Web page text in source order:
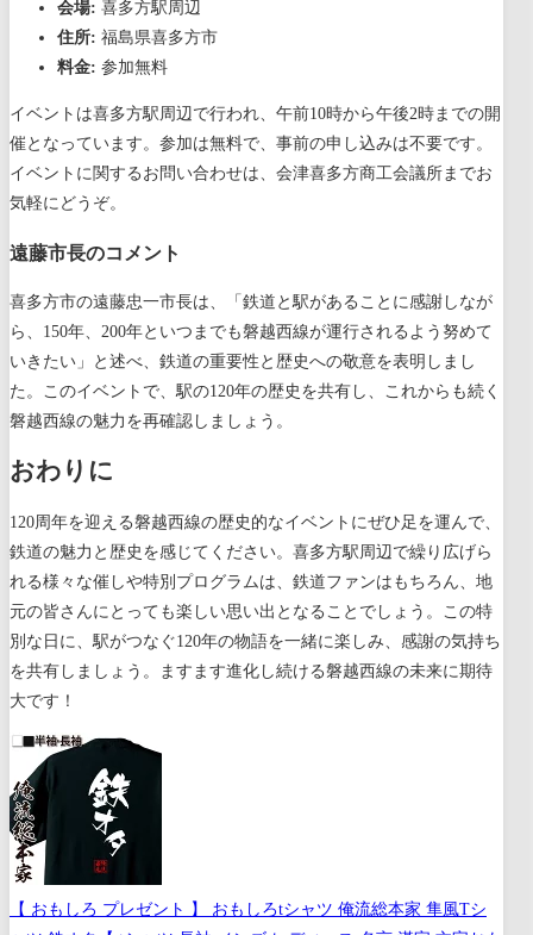
会場: 喜多方駅周辺
住所: 福島県喜多方市
料金: 参加無料
イベントは喜多方駅周辺で行われ、午前10時から午後2時までの開
催となっています。参加は無料で、事前の申し込みは不要です。
イベントに関するお問い合わせは、会津喜多方商工会議所までお
気軽にどうぞ。
遠藤市長のコメント
喜多方市の遠藤忠一市長は、「鉄道と駅があることに感謝しなが
ら、150年、200年といつまでも磐越西線が運行されるよう努めて
いきたい」と述べ、鉄道の重要性と歴史への敬意を表明しまし
た。このイベントで、駅の120年の歴史を共有し、これからも続く
磐越西線の魅力を再確認しましょう。
おわりに
120周年を迎える磐越西線の歴史的なイベントにぜひ足を運んで、
鉄道の魅力と歴史を感じてください。喜多方駅周辺で繰り広げら
れる様々な催しや特別プログラムは、鉄道ファンはもちろん、地
元の皆さんにとっても楽しい思い出となることでしょう。この特
別な日に、駅がつなぐ120年の物語を一緒に楽しみ、感謝の気持ち
を共有しましょう。ますます進化し続ける磐越西線の未来に期待
大です！
【 おもしろ プレゼント 】 おもしろtシャツ 俺流総本家 隼風Tシ